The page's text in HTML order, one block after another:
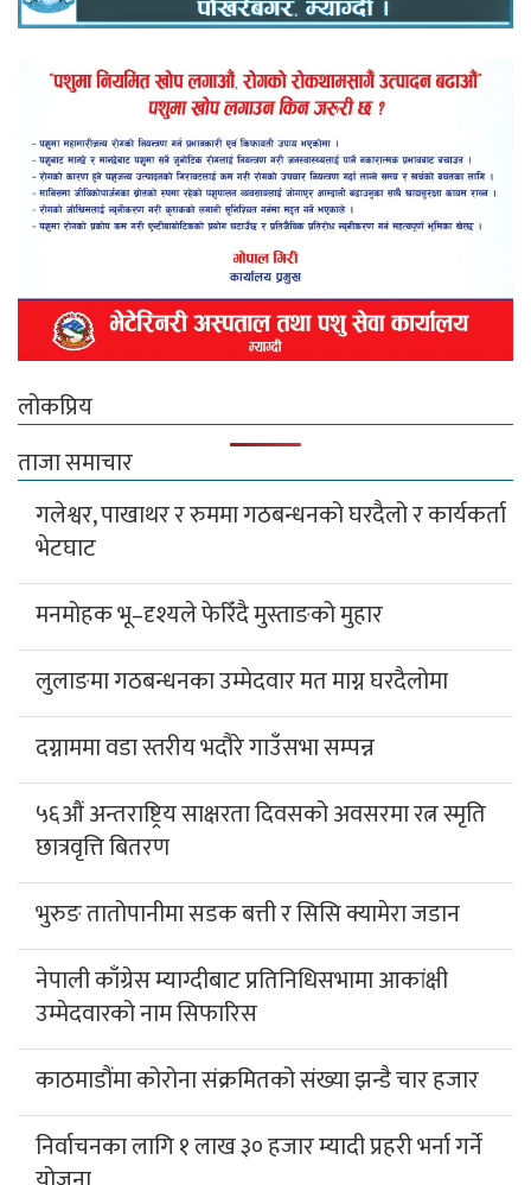
लोकप्रिय
ताजा समाचार
गलेश्वर, पाखाथर र रुममा गठबन्धनको घरदैलो र कार्यकर्ता
भेटघाट
मनमोहक भू–दृश्यले फेरिँदै मुस्ताङको मुहार
लुलाङमा गठबन्धनका उम्मेदवार मत माग्न घरदैलोमा
दग्नाममा वडा स्तरीय भदौरे गाउँसभा सम्पन्न
५६औं अन्तराष्ट्रिय साक्षरता दिवसको अवसरमा रत्न स्मृति
छात्रवृत्ति बितरण
भुरुङ तातोपानीमा सडक बत्ती र सिसि क्यामेरा जडान
नेपाली काँग्रेस म्याग्दीबाट प्रतिनिधिसभामा आकांक्षी
उम्मेदवारको नाम सिफारिस
काठमाडौंमा कोरोना संक्रमितको संख्या झन्डै चार हजार
निर्वाचनका लागि १ लाख ३० हजार म्यादी प्रहरी भर्ना गर्ने